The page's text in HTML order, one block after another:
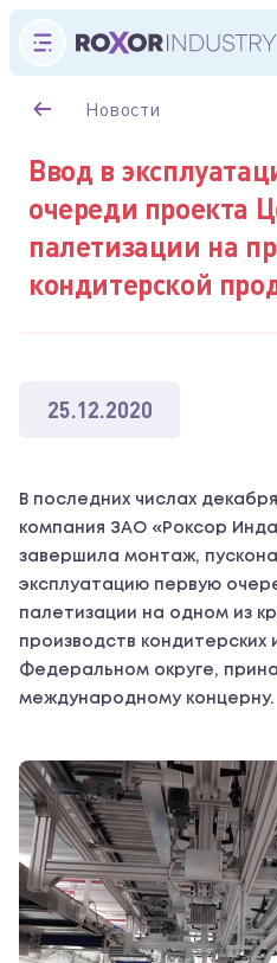
Новости
Ввод в
очереди проекта
палетизации на
кондитерской
25.12.2020
В последних числах
компания ЗАО «Роксор
завершила монтаж,
эксплуатацию первую
палетизации на одном из
производств
Федеральном округе,
международному концерну.